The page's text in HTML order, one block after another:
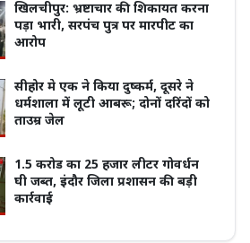
खिलचीपुर: भ्रष्टाचार की शिकायत करना
पड़ा भारी, सरपंच पुत्र पर मारपीट का
आरोप
सीहोर मे एक ने किया दुष्कर्म, दूसरे ने
धर्मशाला में लूटी आबरू; दोनों दरिंदों को
ताउम्र जेल
1.5 करोड का 25 हजार लीटर गोवर्धन
घी जब्त, इंदौर जिला प्रशासन की बड़ी
कार्रवाई